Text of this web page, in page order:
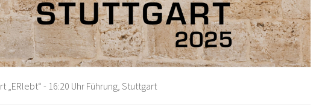
„ERlebt“ - 16:20 Uhr Führung, Stuttgart